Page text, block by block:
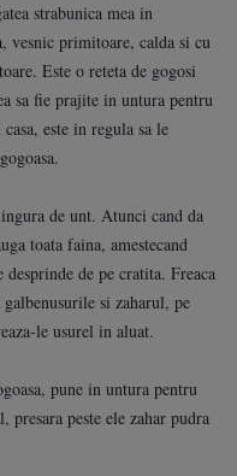
strabunica mea in
vesnic primitoare, calda si cu
Este o reteta de gogosi
sa fie prajite in untura pentru
este in regula sa le
de unt. Atunci cand da
toata faina, amestecand
de pe cratita. Freaca
si zaharul, pe
le usurel in aluat.
pune in untura pentru
peste ele zahar pudra